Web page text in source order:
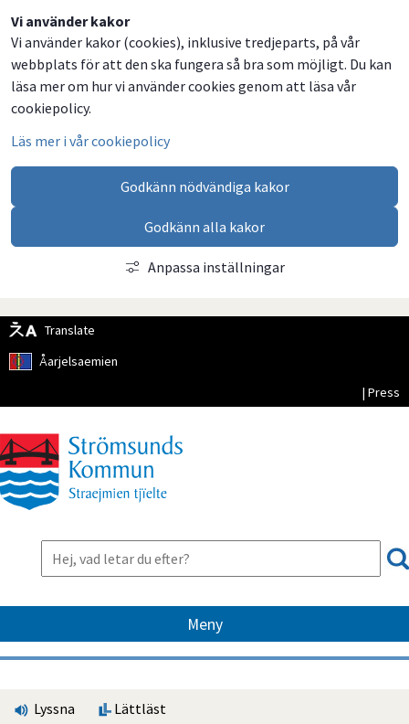
Vi använder kakor
Vi använder kakor (cookies), inklusive tredjeparts, på vår
webbplats för att den ska fungera så bra som möjligt. Du kan
läsa mer om hur vi använder cookies genom att läsa vår
cookiepolicy.
Läs mer i vår cookiepolicy
Godkänn nödvändiga kakor
Godkänn alla kakor
Anpassa inställningar
Translate
Åarjelsaemien
| Press
Meny
Lyssna Lättläst
Dela
på
Facebook
Dela
på
Twitter
Dela
på
LinkedIn
Dela
via
email